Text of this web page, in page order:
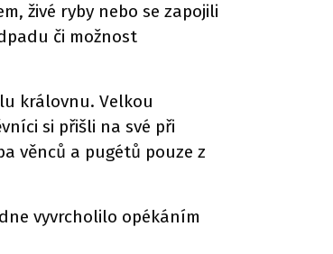
živé ryby nebo se zapojili
či možnost
královnu. Velkou
si přišli na své při
věnců a pugétů pouze z
vyvrcholilo opékáním